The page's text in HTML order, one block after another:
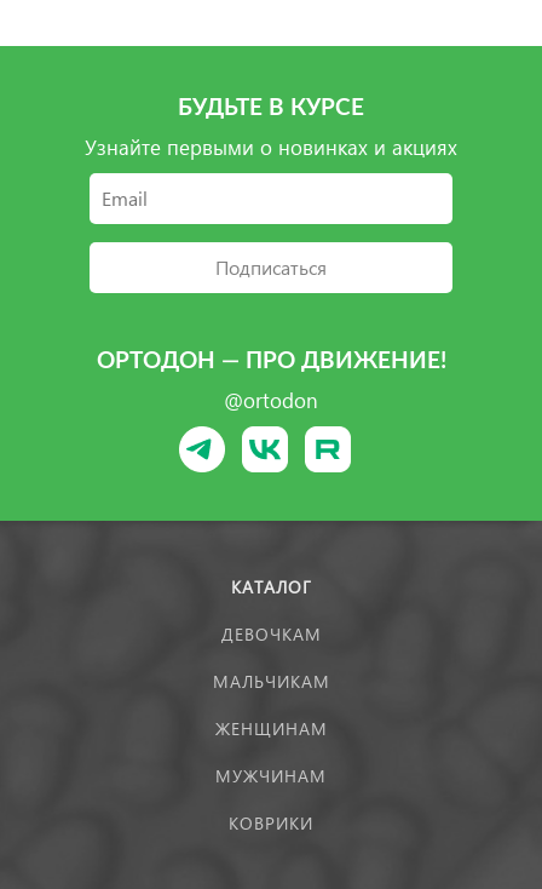
БУДЬТЕ В КУРСЕ
Узнайте первыми о новинках и акциях
Подписаться
ОРТОДОН — ПРО ДВИЖЕНИЕ!
@ortodon
КАТАЛОГ
ДЕВОЧКАМ
МАЛЬЧИКАМ
ЖЕНЩИНАМ
МУЖЧИНАМ
КОВРИКИ